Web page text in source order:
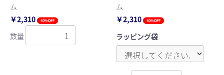
ム
￥2,310
40%OFF
数量
ム
￥2,310
40%OFF
ラッピング袋